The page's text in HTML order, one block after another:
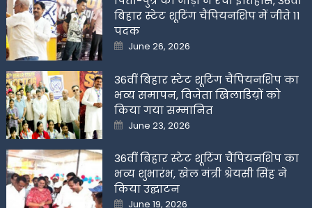
बिहार स्टेट शूटिंग चैंपियनशिप में जीते 11
पदक
Posted
on
June 26, 2026
36वीं बिहार स्टेट शूटिंग चैंपियनशिप का
भव्य समापन, विजेता खिलाडिय़ों को
किया गया सम्मानित
Posted
on
June 23, 2026
36वीं बिहार स्टेट शूटिंग चैंपियनशिप का
भव्य शुभारंभ, खेल मंत्री श्रेयसी सिंह ने
किया उद्घाटन
Posted
June 19, 2026